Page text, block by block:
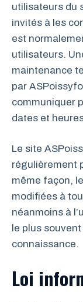
utilisateurs du
invités à les
est
utilisateurs.
maintenance
par
communiquer
dates et
Le site
régulièrement
même façon,
modifiées à
néanmoins à
le plus
connaissance.
Loi